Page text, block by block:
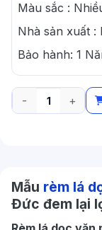
Màu sắc :
Nhà sản xuất :
Bảo hành: 1
Rèm lá dọc văn
Mẫu rèm lá
Đức đem lại